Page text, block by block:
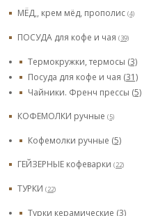
МЁД,, крем мёд, прополис (4)
ПОСУДА для кофе и чая (39)
Термокружки, термосы (3)
Посуда для кофе и чая (31)
Чайники. Френч прессы (5)
КОФЕМОЛКИ ручные (5)
Кофемолки ручные (5)
ГЕЙЗЕРНЫЕ кофеварки (22)
ТУРКИ (22)
Турки керамические (3)